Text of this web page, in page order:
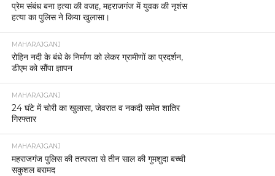
प्रेम संबंध बना हत्या की वजह, महराजगंज में युवक की नृशंस
हत्या का पुलिस ने किया खुलासा।
MAHARAJGANJ
रोहिन नदी के बंधे के निर्माण को लेकर ग्रामीणों का प्रदर्शन,
डीएम को सौंपा ज्ञापन
MAHARAJGANJ
24 घंटे में चोरी का खुलासा, जेवरात व नकदी समेत शातिर
गिरफ्तार
MAHARAJGANJ
महराजगंज पुलिस की तत्परता से तीन साल की गुमशुदा बच्ची
सकुशल बरामद